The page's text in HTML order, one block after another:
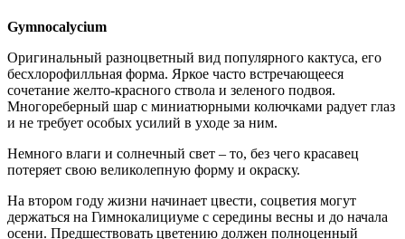
Gymnocalycium
Оригинальный разноцветный вид популярного кактуса, его
бесхлорофилльная форма. Яркое часто встречающееся
сочетание желто-красного ствола и зеленого подвоя.
Многореберный шар с миниатюрными колючками радует глаз
и не требует особых усилий в уходе за ним.
Немного влаги и солнечный свет – то, без чего красавец
потеряет свою великолепную форму и окраску.
На втором году жизни начинает цвести, соцветия могут
держаться на Гимнокалициуме с середины весны и до начала
осени. Предшествовать цветению должен полноценный